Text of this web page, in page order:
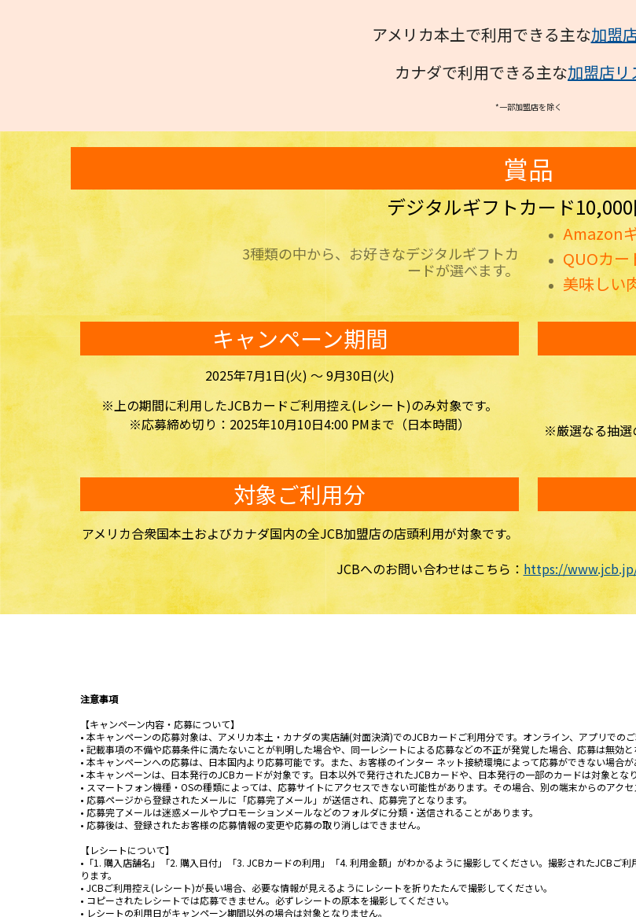
アメリカ本土で利用できる主な加盟
カナダで利用できる主な加盟店リ
*一部加盟店を除く
賞品
デジタルギフトカード
3種類の中から、お好きなデジタルギフトカ
ードが選べます。
Amazon
QUOカー
美味しい
キャンペーン期間
2025年7月1日(火) ～ 9月30日(火)
※上の期間に利用したJCBカードご利用控え(レシート)のみ対象です。
※応募締め切り：2025年10月10日4:00 PMまで（日本時間）
※厳選なる抽選
対象ご利用分
アメリカ合衆国本土およびカナダ国内の全JCB加盟店の店頭利用が対象です。
JCBへのお問い合わせはこちら： https://
注意事項
【キャンペーン内容・応募について】
• 本キャンペーンの応募対象は、アメリカ本土・カナダの実店舗(対面決済)でのJCBカードご利用分です。オンライン、アプリでのご
• 記載事項の不備や応募条件に満たないことが判明した場合や、同一レシートによる応募などの不正が発覚した場合、応募は無効と
• 本キャンペーンへの応募は、日本国内より応募可能です。また、お客様のインター ネット接続環境によって応募ができない場合が
• 本キャンペーンは、日本発行のJCBカードが対象です。日本以外で発行されたJCBカードや、日本発行の一部のカードは対象となり
• スマートフォン機種・OSの種類によっては、応募サイトにアクセスできない可能性があります。その場合、別の端末からのアクセ
• 応募ページから登録されたメールに「応募完了メール」が送信され、応募完了となります。
• 応募完了メールは迷惑メールやプロモーションメールなどのフォルダに分類・送信されることがあります。
• 応募後は、登録されたお客様の応募情報の変更や応募の取り消しはできません。
【レシートについて】
•「1. 購入店舗名」「2. 購入日付」「3. JCBカードの利用」「4. 利用金額」がわかるように撮影してください。撮影されたJCBご
ります。
• JCBご利用控え(レシート)が長い場合、必要な情報が見えるようにレシートを折りたたんで撮影してください。
• コピーされたレシートでは応募できません。必ずレシートの原本を撮影してください。
• レシートの利用日がキャンペーン期間以外の場合は対象となりません。